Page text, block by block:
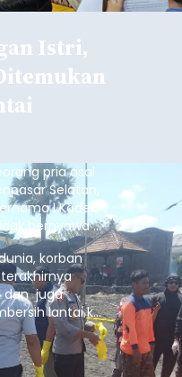
Istri,
pria asal
Selatan,
I Kadek
bernyawa di
korban
dan juga
lantai ke